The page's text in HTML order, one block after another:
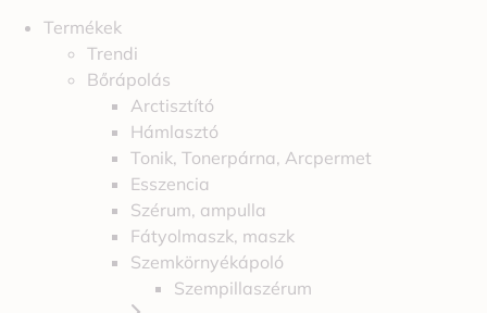
Termékek
Trendi
Bőrápolás
Arctisztító
Hámlasztó
Tonik, Tonerpárna, Arcpermet
Esszencia
Szérum, ampulla
Fátyolmaszk, maszk
Szemkörnyékápoló
Szempillaszérum